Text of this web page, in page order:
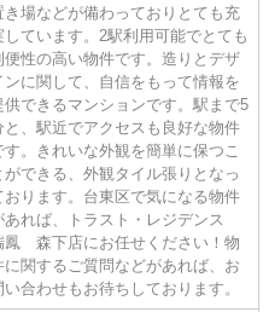
き場などが備わっておりとても充
しています。2駅利用可能でとても
便性の高い物件です。造りとデザ
ンに関して、自信をもって情報を
供できるマンションです。駅まで5
と、駅近でアクセスも良好な物件
す。きれいな外観を簡単に保つこ
ができる、外観タイル張りとなっ
おります。台東区で気になる物件
あれば、トラスト・レジデンス
鳳 森下店にお任せください！物
に関するご質問などがあれば、お
い合わせもお待ちしております。